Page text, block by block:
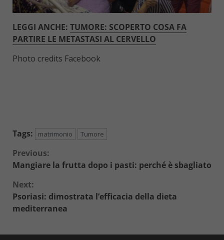
LEGGI ANCHE: TUMORE: SCOPERTO COSA FA
PARTIRE LE METASTASI AL CERVELLO
Photo credits Facebook
Tags: matrimonio Tumore
Continue
Reading
Previous:
Mangiare la frutta dopo i pasti: perché è sbagliato
Next:
Psoriasi: dimostrata l’efficacia della dieta
mediterranea